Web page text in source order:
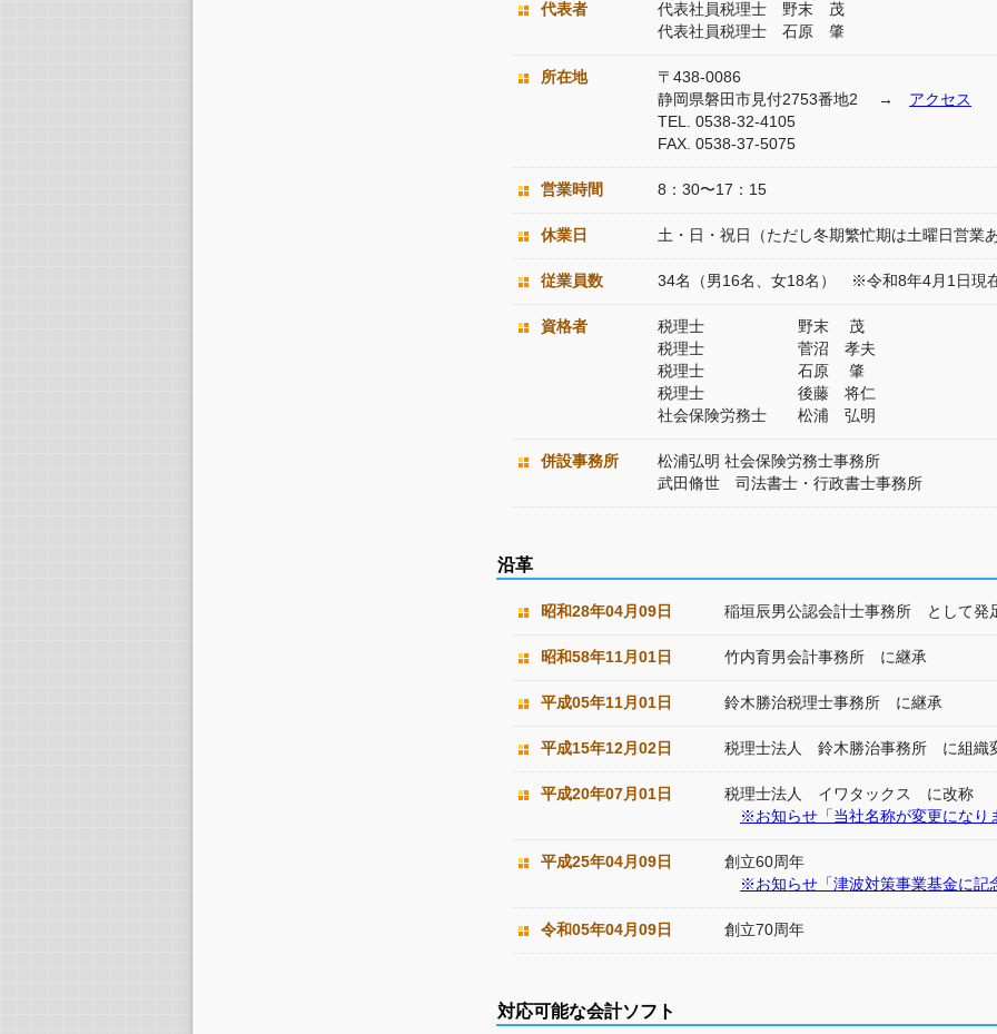
代表者
代表社員税理士 野末 茂
代表社員税理士 石原 肇
所在地
〒438-0086
静岡県磐田市見付2753番地2 → アクセス
TEL. 0538-32-4105
FAX. 0538-37-5075
営業時間 8：30〜17：15
休業日 土・日・祝日（ただし冬期繁忙期は土曜日営業あ
従業員数 34名（男16名、女18名） ※令和8年4月1日現
資格者
税理士 野末 茂
税理士 菅沼 孝夫
税理士 石原 肇
税理士 後藤 将仁
社会保険労務士 松浦 弘明
併設事務所
松浦弘明 社会保険労務士事務所
武田脩世 司法書士・行政書士事務所
沿革
昭和28年04月09日 稲垣辰男公認会計士事務所 として発
昭和58年11月01日 竹内育男会計事務所 に継承
平成05年11月01日 鈴木勝治税理士事務所 に継承
平成15年12月02日 税理士法人 鈴木勝治事務所 に組織
平成20年07月01日
税理士法人 イワタックス に改称
※お知らせ「当社名称が変更になり
平成25年04月09日
創立60周年
※お知らせ「津波対策事業基金に記
令和05年04月09日 創立70周年
対応可能な会計ソフト